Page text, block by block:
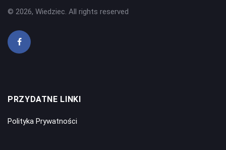
© 2026, Wiedziec. All rights reserved
PRZYDATNE LINKI
Polityka Prywatności